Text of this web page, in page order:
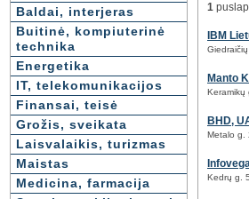
Baldai, interjeras
Buitinė, kompiuterinė
technika
Energetika
IT, telekomunikacijos
Finansai, teisė
Grožis, sveikata
Laisvalaikis, turizmas
Maistas
Medicina, farmacija
1
IBM
Manto
Keramikų
BHD,
Metalo g.
Kedrų g.